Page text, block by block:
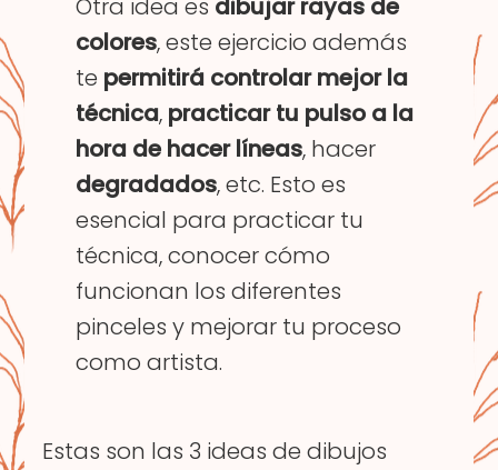
Otra idea es dibujar rayas de
colores, este ejercicio además
te permitirá controlar mejor la
técnica, practicar tu pulso a la
hora de hacer líneas, hacer
degradados, etc. Esto es
esencial para practicar tu
técnica, conocer cómo
funcionan los diferentes
pinceles y mejorar tu proceso
como artista.
Estas son las 3 ideas de dibujos